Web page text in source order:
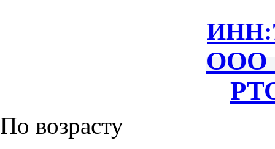
ИНН:
ООО
По возрасту